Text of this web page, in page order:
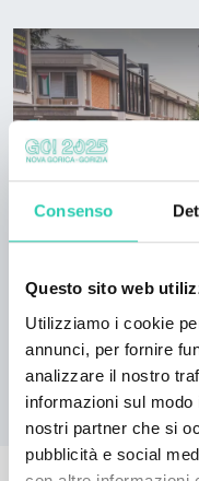
Consenso
Questo sito web
Utilizziamo i cookie
annunci, per fornire
analizzare il nostro
informazioni sul
nostri partner che si
pubblicità e social